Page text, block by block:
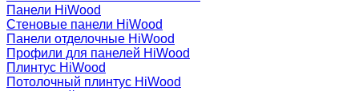
Панели HiWood
Стеновые панели HiWood
Панели отделочные HiWood
Профили для панелей HiWood
Плинтус HiWood
Потолочный плинтус HiWood